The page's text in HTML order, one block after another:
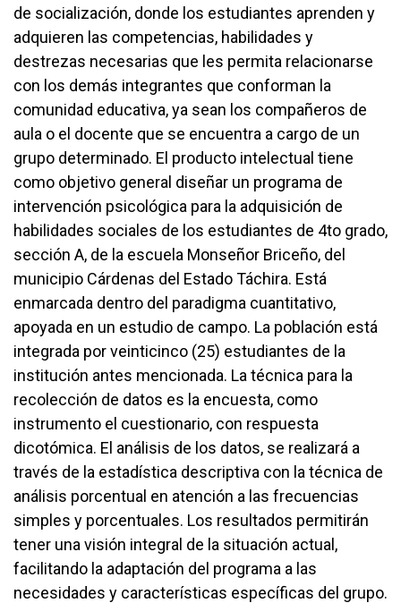
de socialización, donde los estudiantes aprenden y
adquieren las competencias, habilidades y
destrezas necesarias que les permita relacionarse
con los demás integrantes que conforman la
comunidad educativa, ya sean los compañeros de
aula o el docente que se encuentra a cargo de un
grupo determinado. El producto intelectual tiene
como objetivo general diseñar un programa de
intervención psicológica para la adquisición de
habilidades sociales de los estudiantes de 4to grado,
sección A, de la escuela Monseñor Briceño, del
municipio Cárdenas del Estado Táchira. Está
enmarcada dentro del paradigma cuantitativo,
apoyada en un estudio de campo. La población está
integrada por veinticinco (25) estudiantes de la
institución antes mencionada. La técnica para la
recolección de datos es la encuesta, como
instrumento el cuestionario, con respuesta
dicotómica. El análisis de los datos, se realizará a
través de la estadística descriptiva con la técnica de
análisis porcentual en atención a las frecuencias
simples y porcentuales. Los resultados permitirán
tener una visión integral de la situación actual,
facilitando la adaptación del programa a las
necesidades y características específicas del grupo.